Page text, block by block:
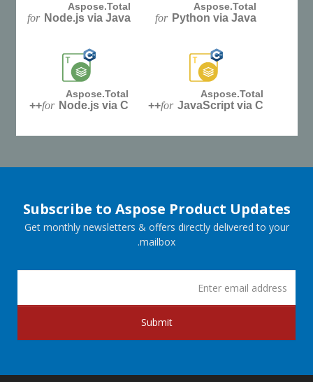
Aspose.Total
for Python via Java
Aspose.Total
for Node.js via Java
Aspose.Total
for JavaScript via C++
Aspose.Total
for Node.js via C++
Subscribe to Aspose Product Updates
Get monthly newsletters & offers directly delivered to your
mailbox.
Submit